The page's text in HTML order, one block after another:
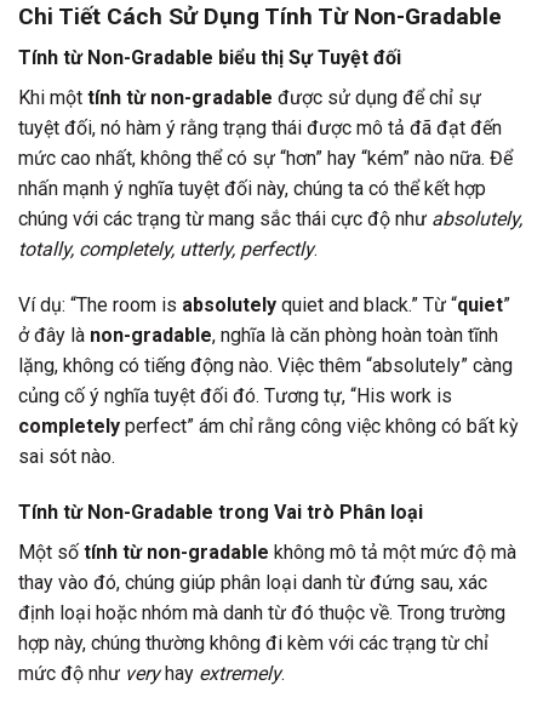
Chi Tiết Cách Sử Dụng Tính Từ Non-Gradable
Tính từ Non-Gradable biểu thị Sự Tuyệt đối
Khi một tính từ non-gradable được sử dụng để chỉ sự
tuyệt đối, nó hàm ý rằng trạng thái được mô tả đã đạt đến
mức cao nhất, không thể có sự “hơn” hay “kém” nào nữa. Để
nhấn mạnh ý nghĩa tuyệt đối này, chúng ta có thể kết hợp
chúng với các trạng từ mang sắc thái cực độ như absolutely,
totally, completely, utterly, perfectly.
Ví dụ: “The room is absolutely quiet and black.” Từ “quiet”
ở đây là non-gradable, nghĩa là căn phòng hoàn toàn tĩnh
lặng, không có tiếng động nào. Việc thêm “absolutely” càng
củng cố ý nghĩa tuyệt đối đó. Tương tự, “His work is
completely perfect” ám chỉ rằng công việc không có bất kỳ
sai sót nào.
Tính từ Non-Gradable trong Vai trò Phân loại
Một số tính từ non-gradable không mô tả một mức độ mà
thay vào đó, chúng giúp phân loại danh từ đứng sau, xác
định loại hoặc nhóm mà danh từ đó thuộc về. Trong trường
hợp này, chúng thường không đi kèm với các trạng từ chỉ
mức độ như veryhay extremely.